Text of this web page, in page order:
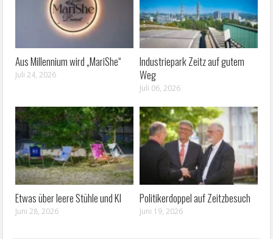
Aus Millennium wird „MariShe“
Juli 24, 2026
Industriepark Zeitz auf gutem
Weg
Juli 06, 2026
Etwas über leere Stühle und KI
Juni 28, 2026
Politikerdoppel auf Zeitzbesuch
Juni 19, 2026